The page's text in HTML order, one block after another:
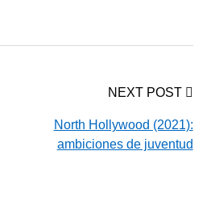
NEXT POST
North Hollywood (2021):
ambiciones de juventud